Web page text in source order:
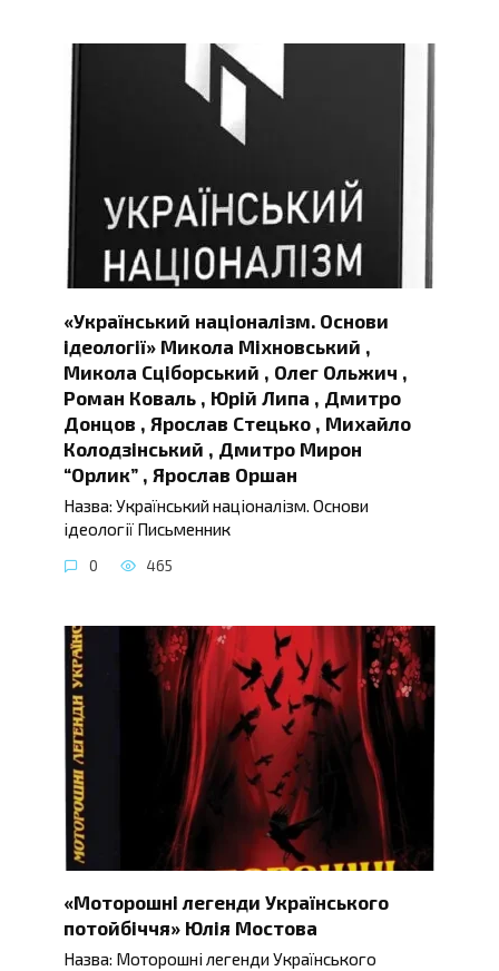
«Український націоналізм. Основи
ідеології» Микола Міхновський ,
Микола Сціборський , Олег Ольжич ,
Роман Коваль , Юрій Липа , Дмитро
Донцов , Ярослав Стецько , Михайло
Колодзінський , Дмитро Мирон
“Орлик” , Ярослав Оршан
Назва: Український націоналізм. Основи
ідеології Письменник
0 465
«Моторошні легенди Українського
потойбіччя» Юлія Мостова
Назва: Моторошні легенди Українського